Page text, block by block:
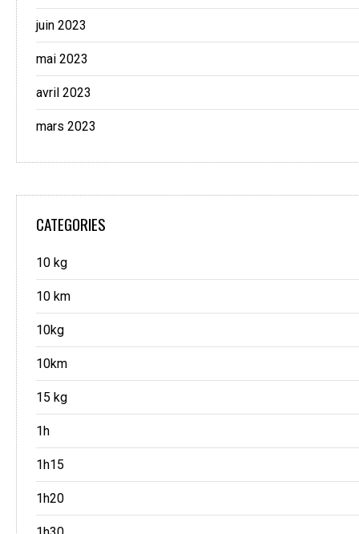
juin 2023
mai 2023
avril 2023
mars 2023
CATEGORIES
10 kg
10 km
10kg
10km
15 kg
1h
1h15
1h20